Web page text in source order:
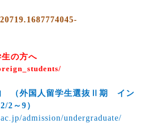
の方へ
（外国人留学生選抜Ⅱ期 イン
2 ～ 9 ）
admission/undergraduate/